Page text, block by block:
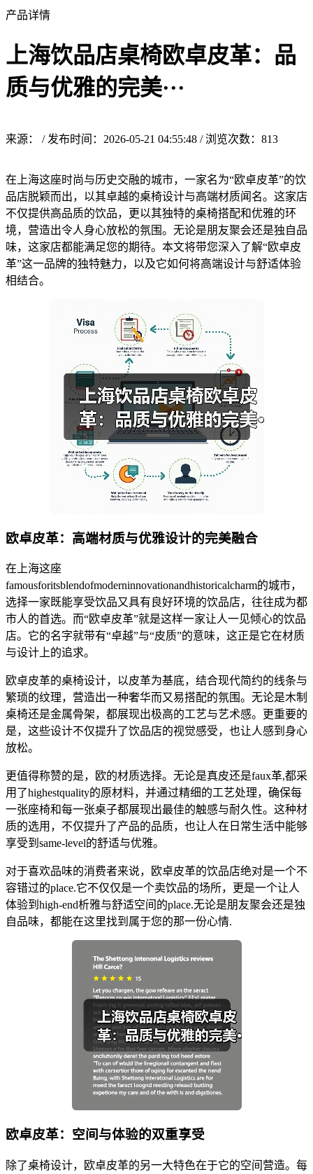
产品详情
上海饮品店桌椅欧卓皮革：品
质与优雅的完美···
来源： / 发布时间：2026-05-21 04:55:48 / 浏览次数： 813
在上海这座时尚与历史交融的城市，一家名为“欧卓皮革”的饮
品店脱颖而出，以其卓越的桌椅设计与高端材质闻名。这家店
不仅提供高品质的饮品，更以其独特的桌椅搭配和优雅的环
境，营造出令人身心放松的氛围。无论是朋友聚会还是独自品
味，这家店都能满足您的期待。本文将带您深入了解“欧卓皮
革”这一品牌的独特魅力，以及它如何将高端设计与舒适体验
相结合。
欧卓皮革：高端材质与优雅设计的完美融合
在上海这座
famousforitsblendofmoderninnovationandhistoricalcharm的城市，
选择一家既能享受饮品又具有良好环境的饮品店，往往成为都
市人的首选。而“欧卓皮革”就是这样一家让人一见倾心的饮品
店。它的名字就带有“卓越”与“皮质”的意味，这正是它在材质
与设计上的追求。
欧卓皮革的桌椅设计，以皮革为基底，结合现代简约的线条与
繁琐的纹理，营造出一种奢华而又易搭配的氛围。无论是木制
桌椅还是金属骨架，都展现出极高的工艺与艺术感。更重要的
是，这些设计不仅提升了饮品店的视觉感受，也让人感到身心
放松。
更值得称赞的是，欧的材质选择。无论是真皮还是faux革,都采
用了highestquality的原材料，并通过精细的工艺处理，确保每
一张座椅和每一张桌子都展现出最佳的触感与耐久性。这种材
质的选用，不仅提升了产品的品质，也让人在日常生活中能够
享受到same-level的舒适与优雅。
对于喜欢品味的消费者来说，欧卓皮革的饮品店绝对是一个不
容错过的place.它不仅仅是一个卖饮品的场所，更是一个让人
体验到high-end析雅与舒适空间的place.无论是朋友聚会还是独
自品味，都能在这里找到属于您的那一份心情.
欧卓皮革：空间与体验的双重享受
除了桌椅设计，欧卓皮革的另一大特色在于它的空间营造。每